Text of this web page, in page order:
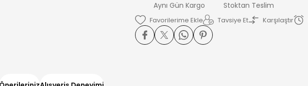
Aynı Gün Kargo
Stoktan Teslim
Tavsiye Et Karşılaştır